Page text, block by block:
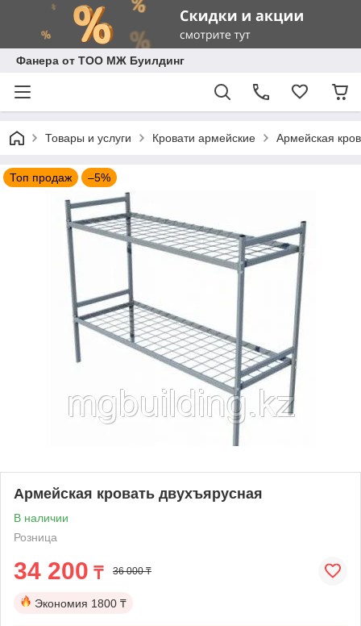
Фанера от ТОО МЖ Буилдинг
Товары и услуги Кровати армейские Армейская
Топ продаж –5%
Армейская кровать двухъярусная
В наличии
Розница
34 200 ₸ 36 000 ₸
Экономия 1800 ₸